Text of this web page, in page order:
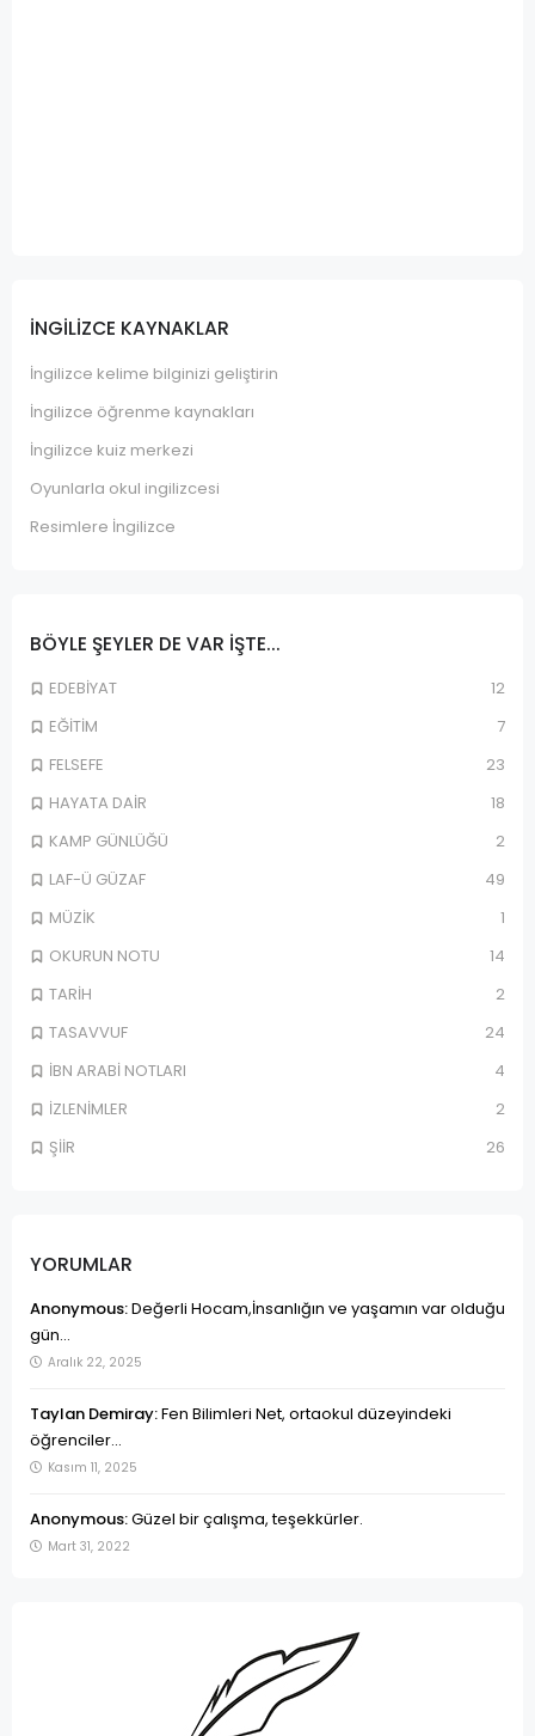
İNGILIZCE KAYNAKLAR
İngilizce kelime bilginizi geliştirin
İngilizce öğrenme kaynakları
İngilizce kuiz merkezi
Oyunlarla okul ingilizcesi
Resimlere İngilizce
BÖYLE ŞEYLER DE VAR IŞTE...
EDEBİYAT
12
EĞİTİM
7
FELSEFE
23
HAYATA DAİR
18
KAMP GÜNLÜĞÜ
2
LAF-Ü GÜZAF
49
MÜZİK
1
OKURUN NOTU
14
TARİH
2
TASAVVUF
24
İBN ARABİ NOTLARI
4
İZLENİMLER
2
ŞİİR
26
YORUMLAR
Anonymous:Değerli Hocam,İnsanlığın ve yaşamın var olduğu
gün...
Aralık 22, 2025
Taylan Demiray:Fen Bilimleri Net, ortaokul düzeyindeki
öğrenciler...
Kasım 11, 2025
Anonymous:Güzel bir çalışma, teşekkürler.
Mart 31, 2022